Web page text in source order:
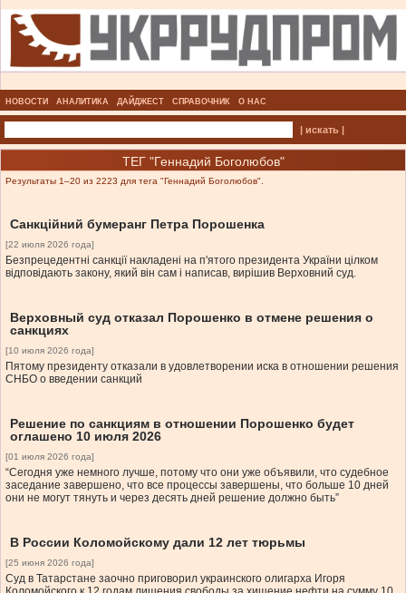
НОВОСТИ АНАЛИТИКА ДАЙДЖЕСТ СПРАВОЧНИК О НАС
| искать |
ТЕГ "Геннадий Боголюбов"
Результаты 1–20 из 2223 для тега "Геннадий Боголюбов".
Санкційний бумеранг Петра Порошенка
[22 июля 2026 года]
Безпрецедентні санкції накладені на п'ятого президента України цілком
відповідають закону, який він сам і написав, вирішив Верховний суд.
Верховный суд отказал Порошенко в отмене решения о
санкциях
[10 июля 2026 года]
Пятому президенту отказали в удовлетворении иска в отношении решения
СНБО о введении санкций
Решение по санкциям в отношении Порошенко будет
оглашено 10 июля 2026
[01 июля 2026 года]
“Сегодня уже немного лучше, потому что они уже объявили, что судебное
заседание завершено, что все процессы завершены, что больше 10 дней
они не могут тянуть и через десять дней решение должно быть”
В России Коломойскому дали 12 лет тюрьмы
[25 июня 2026 года]
Суд в Татарстане заочно приговорил украинского олигарха Игоря